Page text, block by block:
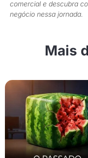
comercial e descubra
negócio nessa jornada.
Mais